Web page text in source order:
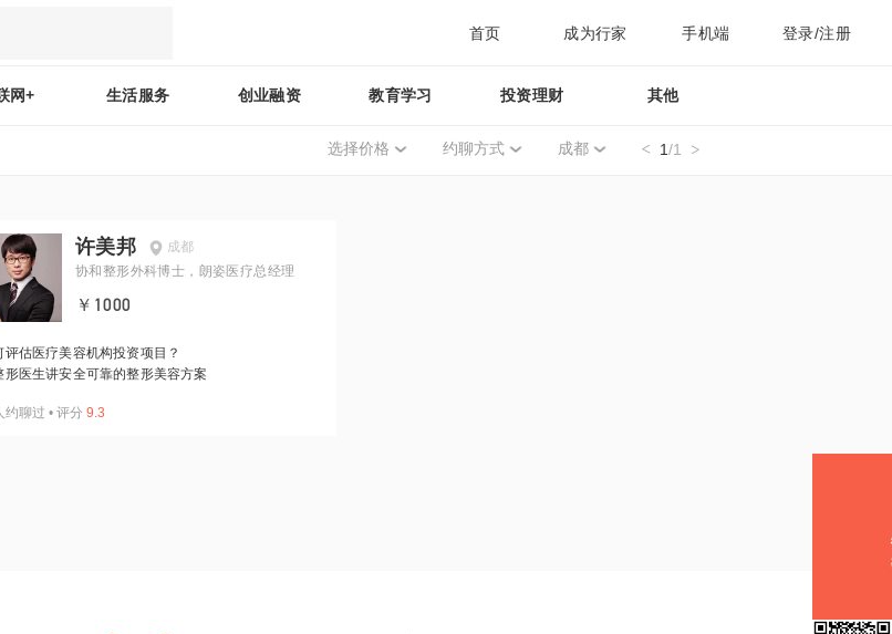
首页 成为行家 手机端 登录/注册
网+ 生活服务 创业融资 教育学习 投资理财 其他
选择价格 约聊方式 成都 1/1
许美邦
成都
协和整形外科博士，朗姿医疗总经理
￥1000
评估医疗美容机构投资项目？
形医生讲安全可靠的整形美容方案
约聊过 • 评分 9.3